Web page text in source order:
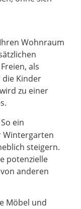
Wohnraum
als
die Kinder
zu einer
So ein
Wintergarten
steigern.
potenzielle
anderen
Möbel und